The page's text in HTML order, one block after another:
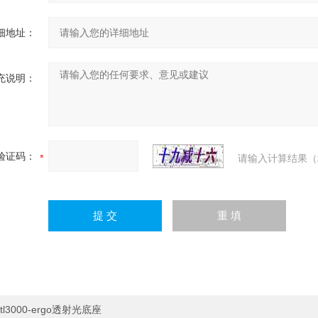
地址：
说明：
证码： 请输入计算结果
tl3000-ergo透射光底座